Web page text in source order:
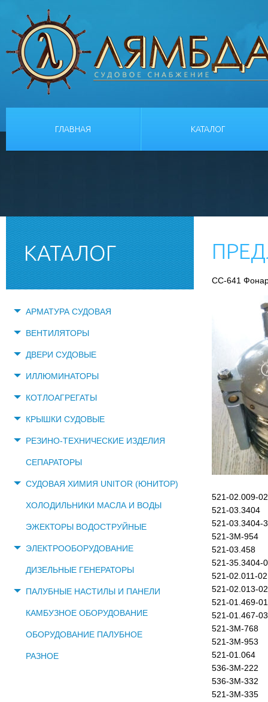
ГЛАВНАЯ КАТАЛОГ
КАТАЛОГ
АРМАТУРА СУДОВАЯ
ВЕНТИЛЯТОРЫ
ДВЕРИ СУДОВЫЕ
ИЛЛЮМИНАТОРЫ
КОТЛОАГРЕГАТЫ
КРЫШКИ СУДОВЫЕ
РЕЗИНО-ТЕХНИЧЕСКИЕ ИЗДЕЛИЯ
СЕПАРАТОРЫ
СУДОВАЯ ХИМИЯ UNITOR (ЮНИТОР)
ХОЛОДИЛЬНИКИ МАСЛА И ВОДЫ
ЭЖЕКТОРЫ ВОДОСТРУЙНЫЕ
ЭЛЕКТРООБОРУДОВАНИЕ
ДИЗЕЛЬНЫЕ ГЕНЕРАТОРЫ
ПАЛУБНЫЕ НАСТИЛЫ И ПАНЕЛИ
КАМБУЗНОЕ ОБОРУДОВАНИЕ
ОБОРУДОВАНИЕ ПАЛУБНОЕ
РАЗНОЕ
СС-641
521-02.009-02
521-03.3404
521-03.3404-3
521-3М-954
521-03.458
521-35.3404-
521-02.011-02
521-02.013-02
521-01.469-01
521-01.467-03
521-3М-768
521-3М-953
521-01.064
536-3М-222
536-3М-332
521-3М-335